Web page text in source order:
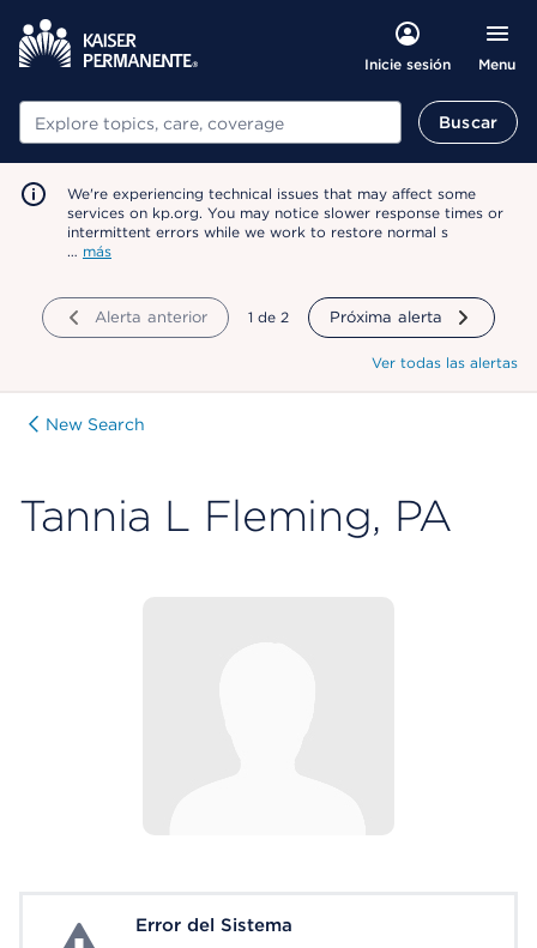
Inicie sesión Menu
Buscar Buscar
We're experiencing technical issues that may affect some
services on kp.org. You may notice slower response times or
intermittent errors while we work to restore normal s
… más
Alerta anterior mostrando
1 de 2 Próxima alerta
Ver todas las alertas
New Search
Tannia L Fleming, PA
System ErrorError del Sistema